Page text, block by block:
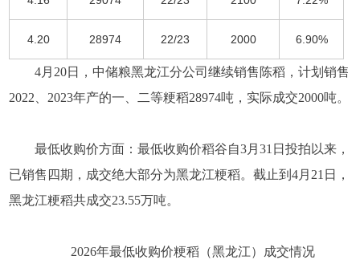
4.20 28974 22/23 2000 6.90%
4月20日，中储粮黑龙江分公司继续销售陈稻，计划销售
2022、2023年产的一、二等粳稻28974吨，实际成交2000吨。
最低收购价方面：最低收购价稻谷自3月31日投拍以来，
已销售四期，成交绝大部分为黑龙江粳稻。截止到4月21日，
黑龙江粳稻共成交23.55万吨。
2026年最低收购价粳稻（黑龙江）成交情况